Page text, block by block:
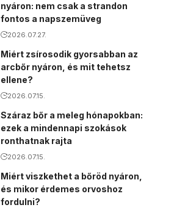
nyáron: nem csak a strandon
fontos a napszemüveg
2026.07.27.
Miért zsírosodik gyorsabban az
arcbőr nyáron, és mit tehetsz
ellene?
2026.07.15.
Száraz bőr a meleg hónapokban:
ezek a mindennapi szokások
ronthatnak rajta
2026.07.15.
Miért viszkethet a bőröd nyáron,
és mikor érdemes orvoshoz
fordulni?